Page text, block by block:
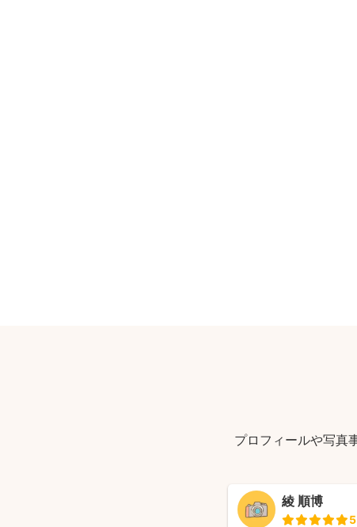
プロフィールや写真
綾 順博
5